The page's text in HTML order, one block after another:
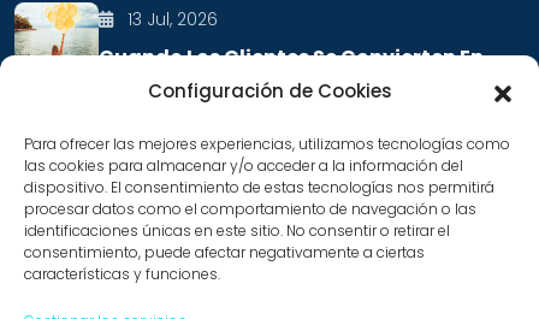
Configuración de Cookies
Para ofrecer las mejores experiencias, utilizamos tecnologías como
las cookies para almacenar y/o acceder a la información del
dispositivo. El consentimiento de estas tecnologías nos permitirá
procesar datos como el comportamiento de navegación o las
identificaciones únicas en este sitio. No consentir o retirar el
consentimiento, puede afectar negativamente a ciertas
características y funciones.
13 Jul, 2026
Cuando Los Clientes Se Convierten En
Embajadores De Tu Marca
Contacto
info@hostandboat.com